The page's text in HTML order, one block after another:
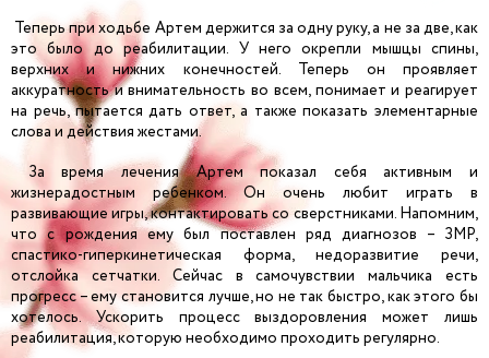
Теперь при ходьбе Артем держится за одну руку, а не за две, как
это было до реабилитации. У него окрепли мышцы спины,
верхних и нижних конечностей. Теперь он проявляет
аккуратность и внимательность во всем, понимает и реагирует
на речь, пытается дать ответ, а также показать элементарные
слова и действия жестами.
За время лечения Артем показал себя активным и
жизнерадостным ребенком. Он очень любит играть в
развивающие игры, контактировать со сверстниками. Напомним,
что с рождения ему был поставлен ряд диагнозов – ЗМР,
спастико-гиперкинетическая форма, недоразвитие речи,
отслойка сетчатки. Сейчас в самочувствии мальчика есть
прогресс – ему становится лучше, но не так быстро, как этого бы
хотелось. Ускорить процесс выздоровления может лишь
реабилитация, которую необходимо проходить регулярно.